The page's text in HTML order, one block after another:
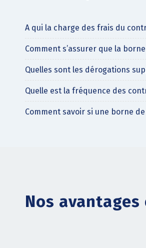
A qui la charge des frais du
Comment s’assurer que la
Quelles sont les dérogations
Quelle est la fréquence des
Comment savoir si une borne
Nos